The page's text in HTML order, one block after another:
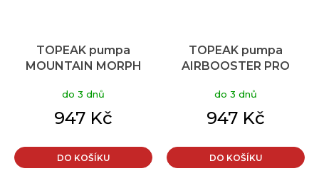
TOPEAK pumpa
MOUNTAIN MORPH
do 3 dnů
947 Kč
DO KOŠÍKU
TOPEAK pumpa
AIRBOOSTER PRO
do 3 dnů
947 Kč
DO KOŠÍKU